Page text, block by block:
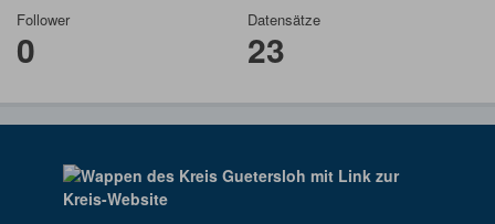
Follower
0
Datensätze
23